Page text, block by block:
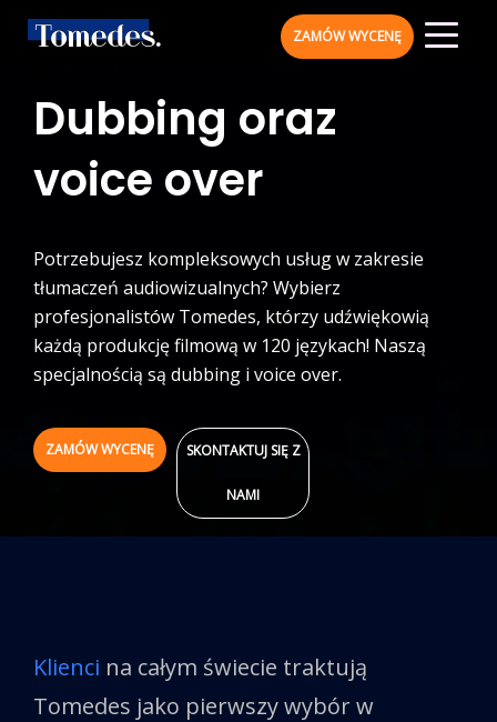
ZAMÓW WYCENĘ
Dubbing oraz
voice over
Potrzebujesz kompleksowych usług w zakresie
tłumaczeń audiowizualnych? Wybierz
profesjonalistów Tomedes, którzy udźwiękowią
każdą produkcję filmową w 120 językach! Naszą
specjalnością są dubbing i voice over.
ZAMÓW WYCENĘ SKONTAKTUJ SIĘ Z
NAMI
Klienci na całym świecie traktują
Tomedes jako pierwszy wybór w